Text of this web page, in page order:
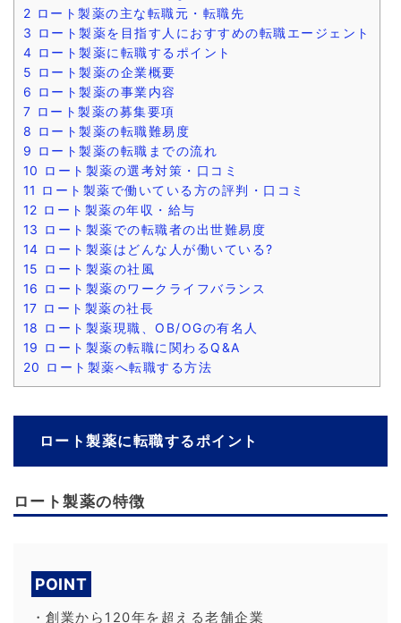
2 ロート製薬の主な転職元・転職先
3 ロート製薬を目指す人におすすめの転職エージェント
4 ロート製薬に転職するポイント
5 ロート製薬の企業概要
6 ロート製薬の事業内容
7 ロート製薬の募集要項
8 ロート製薬の転職難易度
9 ロート製薬の転職までの流れ
10 ロート製薬の選考対策・口コミ
11 ロート製薬で働いている方の評判・口コミ
12 ロート製薬の年収・給与
13 ロート製薬での転職者の出世難易度
14 ロート製薬はどんな人が働いている?
15 ロート製薬の社風
16 ロート製薬のワークライフバランス
17 ロート製薬の社長
18 ロート製薬現職、OB/OGの有名人
19 ロート製薬の転職に関わるQ&A
20 ロート製薬へ転職する方法
ロート製薬に転職するポイント
ロート製薬の特徴
POINT
・創業から120年を超える老舗企業